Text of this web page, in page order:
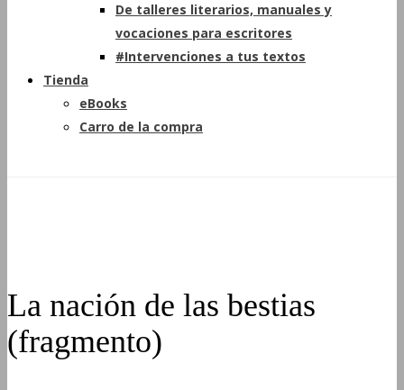
De talleres literarios, manuales y
vocaciones para escritores
#Intervenciones a tus textos
Tienda
eBooks
Carro de la compra
La nación de las bestias
(fragmento)